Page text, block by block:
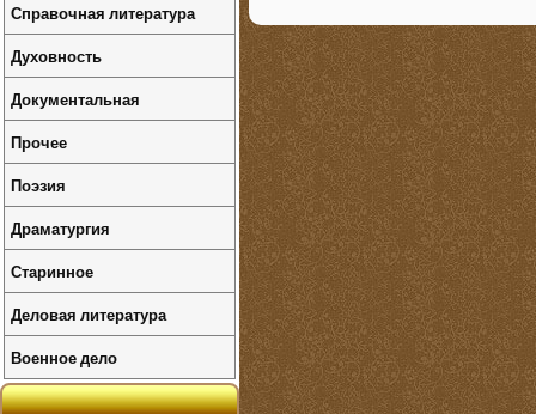
Справочная литература
Духовность
Документальная
Прочее
Поэзия
Драматургия
Старинное
Деловая литература
Военное дело